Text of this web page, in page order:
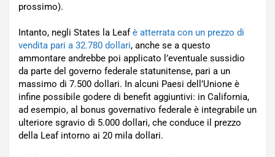
prossimo).
Intanto, negli States la Leafè atterrata con un prezzo di
vendita pari a 32.780 dollari, anche se a questo
ammontare andrebbe poi applicato l’eventuale sussidio
da parte del governo federale statunitense, pari a un
massimo di 7.500 dollari. In alcuni Paesi dell’Unione è
infine possibile godere di benefit aggiuntivi: in California,
ad esempio, al bonus governativo federale è integrabile un
ulteriore sgravio di 5.000 dollari, che conduce il prezzo
della Leaf intorno ai 20 mila dollari.